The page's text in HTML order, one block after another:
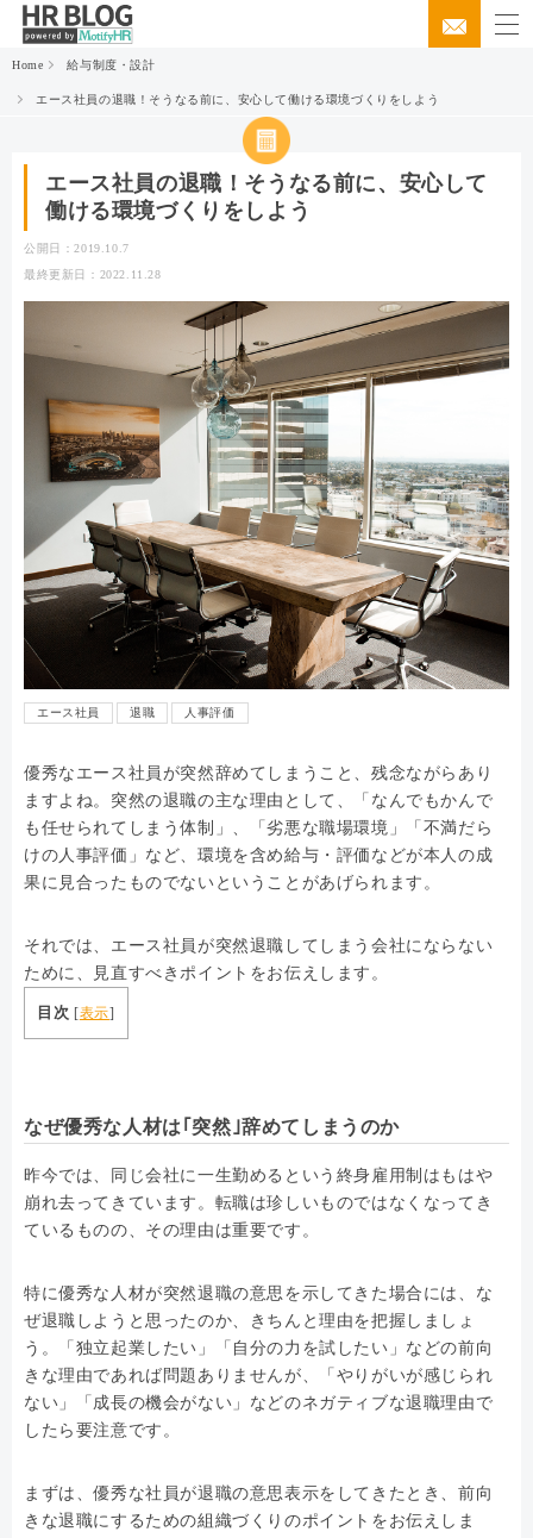
Home 給与制度・設計
エース社員の退職！そうなる前に、安心して働ける環境づくりをしよう
エース社員の退職！そうなる前に、安心して
働ける環境づくりをしよう
公開日：2019.10.7
最終更新日：2022.11.28
エース社員 退職 人事評価
優秀なエース社員が突然辞めてしまうこと、残念ながらあり
ますよね。突然の退職の主な理由として、「なんでもかんで
も任せられてしまう体制」、「劣悪な職場環境」「不満だら
けの人事評価」など、環境を含め給与・評価などが本人の成
果に見合ったものでないということがあげられます。
それでは、エース社員が突然退職してしまう会社にならない
ために、見直すべきポイントをお伝えします。
目次 [表示]
なぜ優秀な人材は｢突然｣辞めてしまうのか
昨今では、同じ会社に一生勤めるという終身雇用制はもはや
崩れ去ってきています。転職は珍しいものではなくなってき
ているものの、その理由は重要です。
特に優秀な人材が突然退職の意思を示してきた場合には、な
ぜ退職しようと思ったのか、きちんと理由を把握しましょ
う。「独立起業したい」「自分の力を試したい」などの前向
きな理由であれば問題ありませんが、「やりがいが感じられ
ない」「成長の機会がない」などのネガティブな退職理由で
したら要注意です。
まずは、優秀な社員が退職の意思表示をしてきたとき、前向
きな退職にするための組織づくりのポイントをお伝えしま